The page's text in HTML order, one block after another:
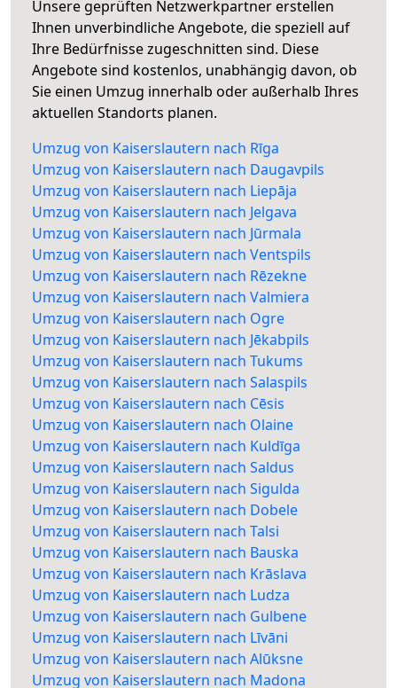
Unsere geprüften Netzwerkpartner erstellen
Ihnen unverbindliche Angebote, die speziell auf
Ihre Bedürfnisse zugeschnitten sind. Diese
Angebote sind kostenlos, unabhängig davon, ob
Sie einen Umzug innerhalb oder außerhalb Ihres
aktuellen Standorts planen.
Umzug von Kaiserslautern nach Rīga
Umzug von Kaiserslautern nach Daugavpils
Umzug von Kaiserslautern nach Liepāja
Umzug von Kaiserslautern nach Jelgava
Umzug von Kaiserslautern nach Jūrmala
Umzug von Kaiserslautern nach Ventspils
Umzug von Kaiserslautern nach Rēzekne
Umzug von Kaiserslautern nach Valmiera
Umzug von Kaiserslautern nach Ogre
Umzug von Kaiserslautern nach Jēkabpils
Umzug von Kaiserslautern nach Tukums
Umzug von Kaiserslautern nach Salaspils
Umzug von Kaiserslautern nach Cēsis
Umzug von Kaiserslautern nach Olaine
Umzug von Kaiserslautern nach Kuldīga
Umzug von Kaiserslautern nach Saldus
Umzug von Kaiserslautern nach Sigulda
Umzug von Kaiserslautern nach Dobele
Umzug von Kaiserslautern nach Talsi
Umzug von Kaiserslautern nach Bauska
Umzug von Kaiserslautern nach Krāslava
Umzug von Kaiserslautern nach Ludza
Umzug von Kaiserslautern nach Gulbene
Umzug von Kaiserslautern nach Līvāni
Umzug von Kaiserslautern nach Alūksne
Umzug von Kaiserslautern nach Madona